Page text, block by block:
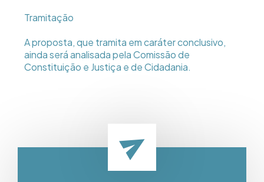
Tramitação
A proposta, que tramita em caráter conclusivo,
ainda será analisada pela Comissão de
Constituição e Justiça e de Cidadania.